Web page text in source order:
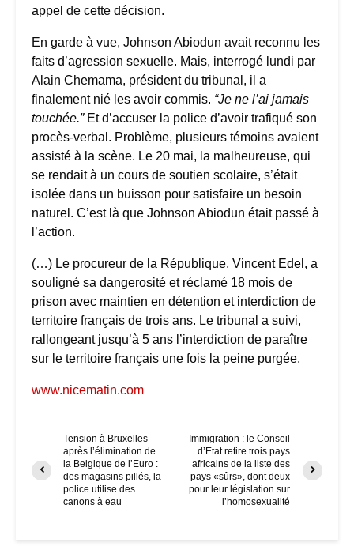
appel de cette décision.
En garde à vue, Johnson Abiodun avait reconnu les
faits d’agression sexuelle. Mais, interrogé lundi par
Alain Chemama, président du tribunal, il a
finalement nié les avoir commis. “Je ne l’ai jamais
touchée.”Et d’accuser la police d’avoir trafiqué son
procès-verbal. Problème, plusieurs témoins avaient
assisté à la scène. Le 20 mai, la malheureuse, qui
se rendait à un cours de soutien scolaire, s’était
isolée dans un buisson pour satisfaire un besoin
naturel. C’est là que Johnson Abiodun était passé à
l’action.
(…) Le procureur de la République, Vincent Edel, a
souligné sa dangerosité et réclamé 18 mois de
prison avec maintien en détention et interdiction de
territoire français de trois ans. Le tribunal a suivi,
rallongeant jusqu’à 5 ans l’interdiction de paraître
sur le territoire français une fois la peine purgée.
www.nicematin.com
Tension à Bruxelles
après l’élimination de
la Belgique de l’Euro :
des magasins pillés, la
police utilise des
canons à eau
Immigration : le Conseil
d’Etat retire trois pays
africains de la liste des
pays «sûrs», dont deux
pour leur législation sur
l’homosexualité